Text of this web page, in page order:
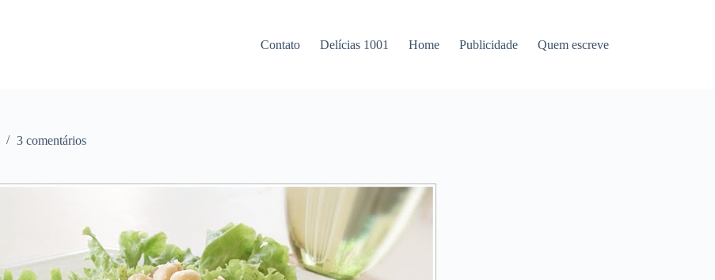
Contato Delícias 1001 Home Publicidade Quem escreve
3 comentários